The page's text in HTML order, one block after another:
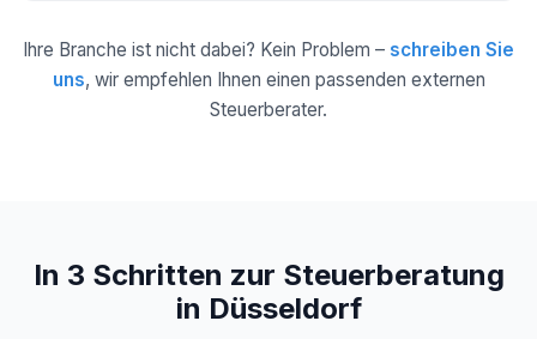
Ihre Branche ist nicht dabei? Kein Problem – schreiben Sie
uns, wir empfehlen Ihnen einen passenden externen
Steuerberater.
In 3 Schritten zur Steuerberatung
in Düsseldorf